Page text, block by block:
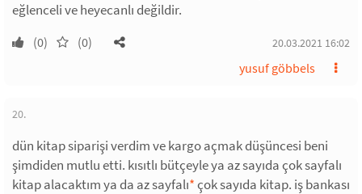
eğlenceli ve heyecanlı değildir.
(0) (0) 20.03.2021 16:02
yusuf göbbels
20.
dün kitap siparişi verdim ve kargo açmak düşüncesi beni
şimdiden mutlu etti. kısıtlı bütçeyle ya az sayıda çok sayfalı
kitap alacaktım ya da az sayfalı*çok sayıda kitap. iş bankası